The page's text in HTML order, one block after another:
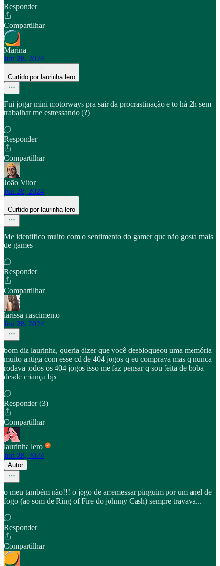
Responder
Compartilhar
Marina
Jun 28, 2024
Curtido por laurinha lero
Fui jogar mini motorways pra sair da procrastinação e to há 2h sem
trabalhar me estressando (?)
Responder
Compartilhar
João Vitor
Jun 28, 2024
Curtido por laurinha lero
Me identifico muito com o sentimento do gamer que não gosta mais
de games
Responder
Compartilhar
larissa nascimento
Jun 28, 2024
bom dia laurinha, queria dizer que você desbloqueou uma memória
muito antiga com esse cd de 404 jogos q eu comprava mas q nunca
rodava todos os 404 jogos isso me faz pensar q sou feita de boba
desde criança bjs
Responder (3)
Compartilhar
laurinha lero
Jun 28, 2024
Autor
o meu também não!!! o jogo de arremessar pinguim por um anel de
fogo (ao som de Ring of Fire do johnny Cash) sempre travava...
Responder
Compartilhar